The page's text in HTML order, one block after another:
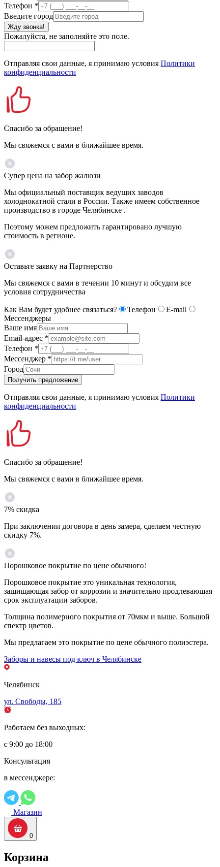
Телефон *
Введите город
Жду звонка!
Пожалуйста, не заполняйте это поле.
Отправляя свои данные, я принимаю условия Политики
конфиденциальности
Спасибо за обращение!
Мы свяжемся с вами в ближайшее время.
Супер цена на забор жалюзи
Мы официальный поставщик ведущих заводов
холоднокатной стали в России. Также имеем собственное
производство в городе Челябинске .
Поэтому можем предложить гарантировано лучшую
стоимость в регионе.
Оставьте заявку на Партнерство
Мы свяжемся с вами в течении 10 минут и обсудим все
условия сотрудничества
Как Вам будет удобнее связаться? Телефон
E-mail
Мессенджеры
Ваше имя
Email-адрес *
Телефон *
Мессенджер *
Город
Получить предложение
Отправляя свои данные, я принимаю условия Политики
конфиденциальности
Спасибо за обращение!
Мы свяжемся с вами в ближайшее время.
7% скидка
При заключении договора в день замера, сделаем честную
скидку 7%.
Порошковое покрытие по цене обычного!
Порошковое покрытие это уникальная технология,
защищающая забор от коррозии и значительно продлевающая
срок эксплуатации заборов.
Толщина полимерного покрытия от 70мкм и выше. Большой
спектр цветов.
Мы предлагаем это покрытие по цене обычного полиэстера.
Заборы и навесы под ключ в Челябинске
Челябинск
ул. Свободы, 185
Работаем без выходных:
с 9:00 до 18:00
Консультация
в мессенджере:
Магазин
0
Корзина